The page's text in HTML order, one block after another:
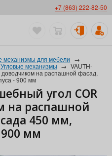
+7 (863) 222-82-50
механизмы для мебели →
Угловые механизмы → VAUTH-
на распашной фасад,
- 900 мм
угол COR
на распашной
450 мм,
мм